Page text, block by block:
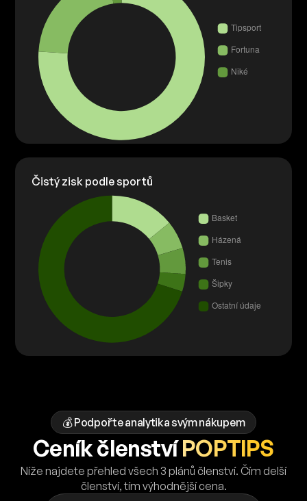
Čistý zisk podle sportů
💰 Podpořte analytika svým nákupem
Ceník členstvíPOPTIPS
Níže najdete přehled všech 3 plánů členství. Čím delší
členství, tím výhodnější cena.